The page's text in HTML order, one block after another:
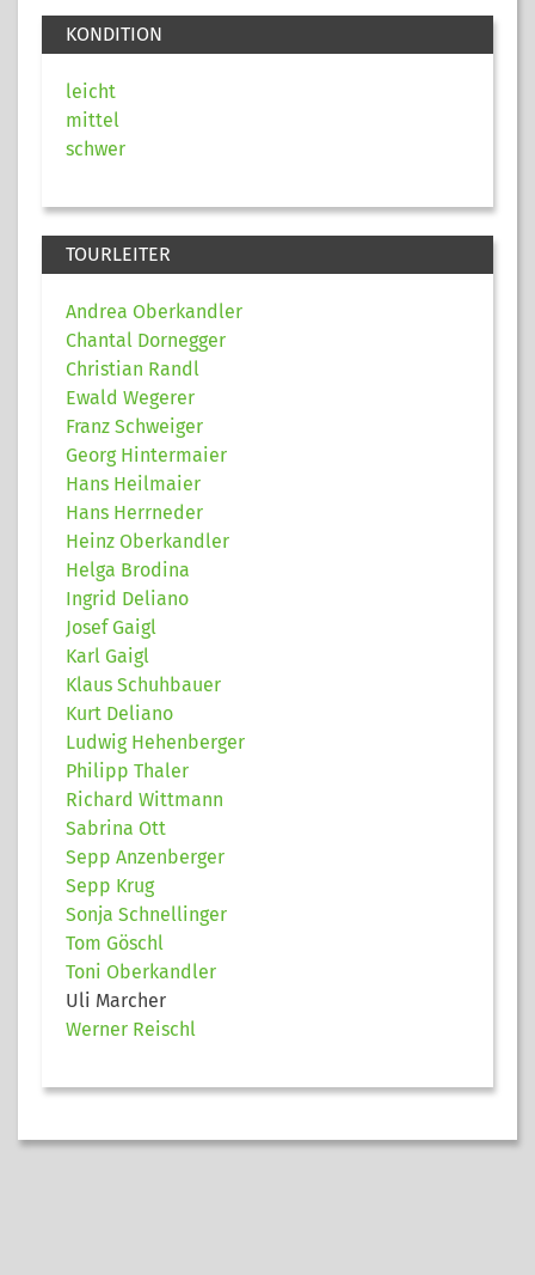
KONDITION
leicht
mittel
schwer
TOURLEITER
Andrea Oberkandler
Chantal Dornegger
Christian Randl
Ewald Wegerer
Franz Schweiger
Georg Hintermaier
Hans Heilmaier
Hans Herrneder
Heinz Oberkandler
Helga Brodina
Ingrid Deliano
Josef Gaigl
Karl Gaigl
Klaus Schuhbauer
Kurt Deliano
Ludwig Hehenberger
Philipp Thaler
Richard Wittmann
Sabrina Ott
Sepp Anzenberger
Sepp Krug
Sonja Schnellinger
Tom Göschl
Toni Oberkandler
Uli Marcher
Werner Reischl